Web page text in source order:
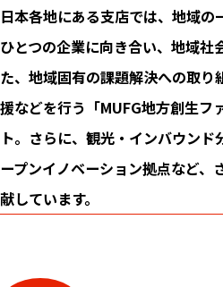
日本各地にある支店では、地域の
ひとつの企業に向き合い、地域社
た、地域固有の課題解決への取り
援などを行う「MUFG地方創生フ
ト。さらに、観光・インバウン
ープンイノベーション拠点など、
献しています。